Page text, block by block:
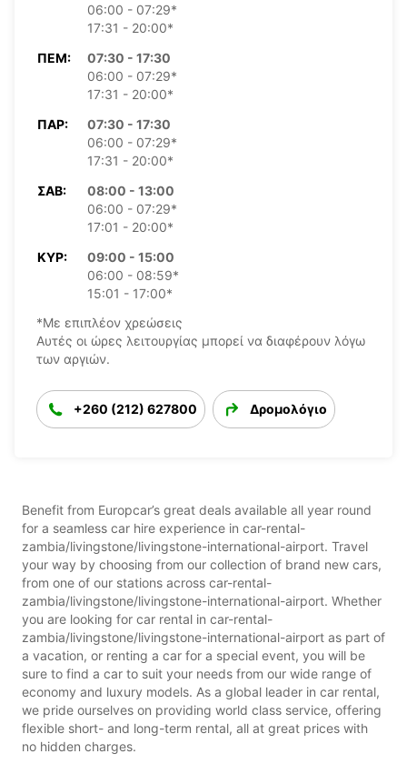
06:00 - 07:29*
17:31 - 20:00*
ΠΈΜ:
07:30 - 17:30
06:00 - 07:29*
17:31 - 20:00*
ΠΑΡ:
07:30 - 17:30
06:00 - 07:29*
17:31 - 20:00*
ΣΆΒ:
08:00 - 13:00
06:00 - 07:29*
17:01 - 20:00*
ΚΥΡ:
09:00 - 15:00
06:00 - 08:59*
15:01 - 17:00*
*Με επιπλέον χρεώσεις
Αυτές οι ώρες λειτουργίας μπορεί να διαφέρουν λόγω
των αργιών.
+260 (212) 627800 Δρομολόγιο
Benefit from Europcar’s great deals available all year round
for a seamless car hire experience in car-rental-
zambia/livingstone/livingstone-international-airport. Travel
your way by choosing from our collection of brand new cars,
from one of our stations across car-rental-
zambia/livingstone/livingstone-international-airport. Whether
you are looking for car rental in car-rental-
zambia/livingstone/livingstone-international-airport as part of
a vacation, or renting a car for a special event, you will be
sure to find a car to suit your needs from our wide range of
economy and luxury models. As a global leader in car rental,
we pride ourselves on providing world class service, offering
flexible short- and long-term rental, all at great prices with
no hidden charges.